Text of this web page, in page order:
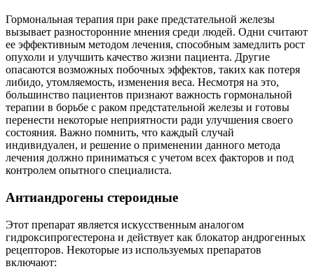
Гормональная терапия при раке предстательной железы
вызывает разносторонние мнения среди людей. Одни считают
ее эффективным методом лечения, способным замедлить рост
опухоли и улучшить качество жизни пациента. Другие
опасаются возможных побочных эффектов, таких как потеря
либидо, утомляемость, изменения веса. Несмотря на это,
большинство пациентов признают важность гормональной
терапии в борьбе с раком предстательной железы и готовы
перенести некоторые неприятности ради улучшения своего
состояния. Важно помнить, что каждый случай
индивидуален, и решение о применении данного метода
лечения должно приниматься с учетом всех факторов и под
контролем опытного специалиста.
Антиандрогены стероидные
Этот препарат является искусственным аналогом
гидроксипрогестерона и действует как блокатор андрогенных
рецепторов. Некоторые из используемых препаратов
включают: